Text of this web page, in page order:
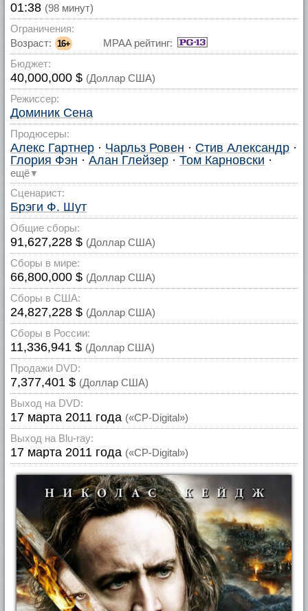
01:38 (98 минут)
Ограничения:
Возраст: 16+
MPAA рейтинг:
Бюджет:
40,000,000 $ (Доллар США)
Режиссер:
Доминик Сена
Продюсеры:
Алекс Гартнер · Чарльз Ровен · Стив Александр ·
Глория Фэн · Алан Глейзер · Том Карновски ·
ещё ▼
Сценарист:
Брэги Ф. Шут
Общие сборы:
91,627,228 $ (Доллар США)
Сборы в мире:
66,800,000 $ (Доллар США)
Сборы в США:
24,827,228 $ (Доллар США)
Сборы в России:
11,336,941 $ (Доллар США)
Продажи DVD:
7,377,401 $ (Доллар США)
Выход на DVD:
17 марта 2011 года («CP-Digital»)
Выход на Blu-ray:
17 марта 2011 года («CP-Digital»)